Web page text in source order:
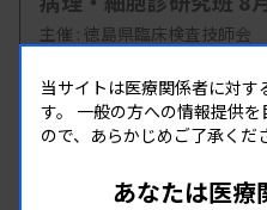
主催 : 徳島県臨床検査技師会
病理・細胞
08.23（日）-2026.
当サイトは医療関係者に対
す。 一般の方への情報提供
ので、あらかじめご了承くだ
あなたは医療